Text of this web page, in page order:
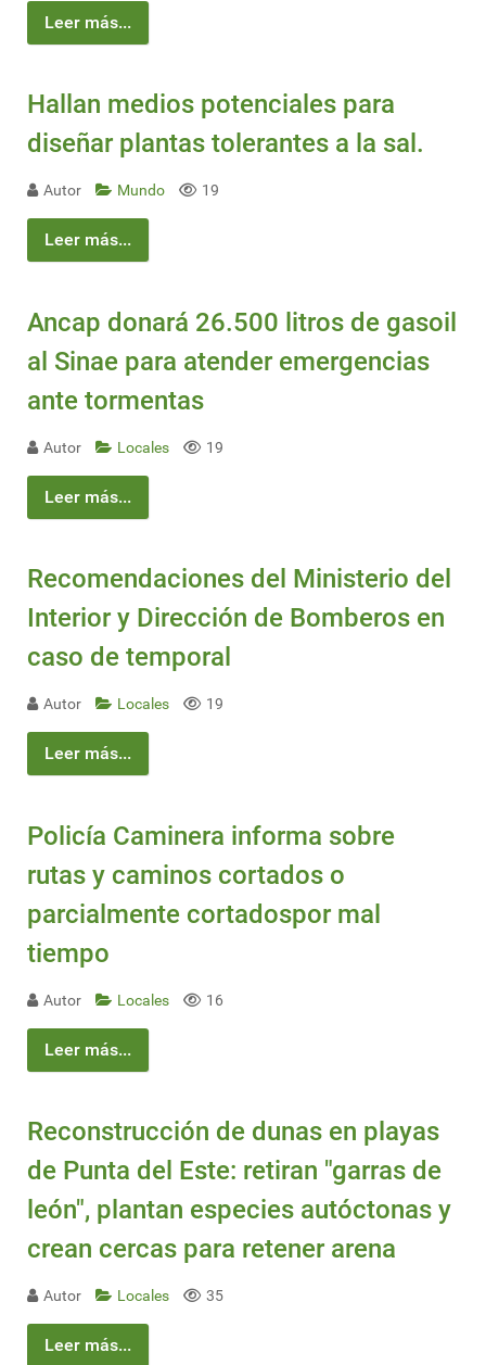
Leer más...
Hallan medios potenciales para
diseñar plantas tolerantes a la sal.
Autor Mundo 19
Leer más...
Ancap donará 26.500 litros de gasoil
al Sinae para atender emergencias
ante tormentas
Autor Locales 19
Leer más...
Recomendaciones del Ministerio del
Interior y Dirección de Bomberos en
caso de temporal
Autor Locales 19
Leer más...
Policía Caminera informa sobre
rutas y caminos cortados o
parcialmente cortadospor mal
tiempo
Autor Locales 16
Leer más...
Reconstrucción de dunas en playas
de Punta del Este: retiran "garras de
león", plantan especies autóctonas y
crean cercas para retener arena
Autor Locales 35
Leer más...